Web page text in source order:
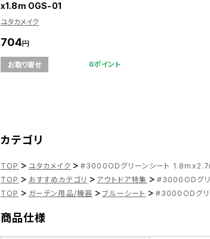
x1.8m OGS-01
ユタカメイク
704円
お取り寄せ 6ポイント
カテゴリ
TOP > ユタカメイク > #3000ODグリーンシート
TOP > おすすめカテゴリ > アウトドア特集 > #3000ODグ
TOP > ガーデン用品/機器 > ブルーシート > #3000ODグ
商品仕様